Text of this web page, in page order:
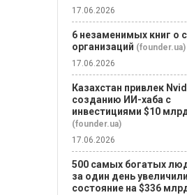
17.06.2026
6 незаменимых книг о
организаций (founder.ua)
17.06.2026
Казахстан привлек
созданию ИИ-хаба с
инвестициями $10
(founder.ua)
17.06.2026
500 самых богатых
за один день увеличили
состояние на $336